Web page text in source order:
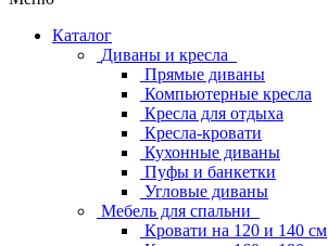
Каталог
Диваны и кресла
Прямые диваны
Компьютерные кресла
Кресла для отдыха
Кресла-кровати
Кухонные диваны
Пуфы и банкетки
Угловые диваны
Мебель для спальни
Кровати на 120 и 140 см